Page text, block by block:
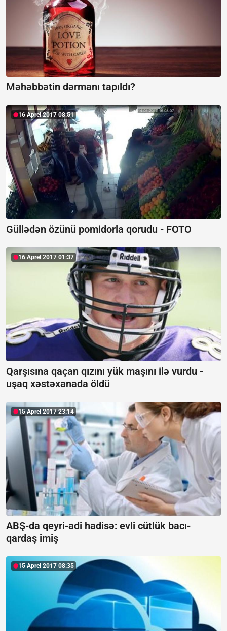
Məhəbbətin dərmanı tapıldı?
16 Aprel 2017 08:51
Güllədən özünü pomidorla qorudu - FOTO
16 Aprel 2017 01:37
Qarşısına qaçan qızını yük maşını ilə vurdu -
uşaq xəstəxanada öldü
15 Aprel 2017 23:14
ABŞ-da qeyri-adi hadisə: evli cütlük bacı-
qardaş imiş
15 Aprel 2017 08:35